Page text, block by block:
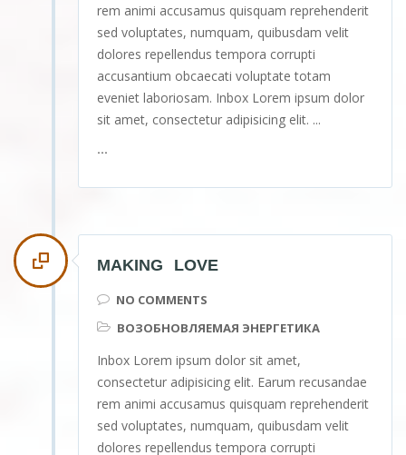
rem animi accusamus quisquam reprehenderit
sed voluptates, numquam, quibusdam velit
dolores repellendus tempora corrupti
accusantium obcaecati voluptate totam
eveniet laboriosam. Inbox Lorem ipsum dolor
sit amet, consectetur adipisicing elit. ...
...
MAKING LOVE
NO COMMENTS
ВОЗОБНОВЛЯЕМАЯ ЭНЕРГЕТИКА
Inbox Lorem ipsum dolor sit amet,
consectetur adipisicing elit. Earum recusandae
rem animi accusamus quisquam reprehenderit
sed voluptates, numquam, quibusdam velit
dolores repellendus tempora corrupti